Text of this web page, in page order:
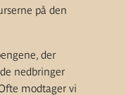
på den
der
nedbringer
modtager vi